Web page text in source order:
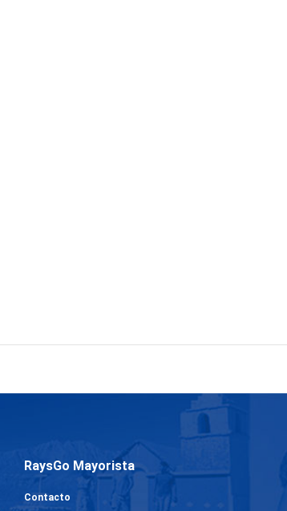
RaysGo Mayorista
Contacto